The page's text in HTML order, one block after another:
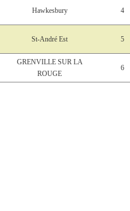
Hawkesbury 4
St-André Est 5
GRENVILLE SUR LA
ROUGE
6